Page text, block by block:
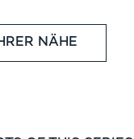
NÄHE